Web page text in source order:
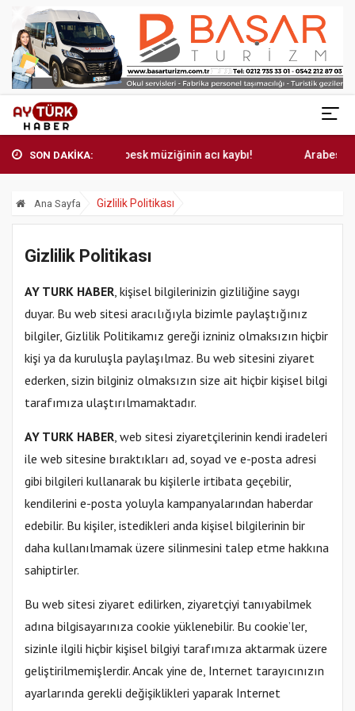
SON DAKİKA: Arabesk müziğinin acı kaybı! Arabesk
Ana Sayfa Gizlilik Politikası
Gizlilik Politikası
AY TURK HABER , kişisel bilgilerinizin gizliliğine saygı
duyar. Bu web sitesi aracılığıyla bizimle paylaştığınız
bilgiler, Gizlilik Politikamız gereği izniniz olmaksızın hiçbir
kişi ya da kuruluşla paylaşılmaz. Bu web sitesini ziyaret
ederken, sizin bilginiz olmaksızın size ait hiçbir kişisel bilgi
tarafımıza ulaştırılmamaktadır.
AY TURK HABER , web sitesi ziyaretçilerinin kendi iradeleri
ile web sitesine bıraktıkları ad, soyad ve e-posta adresi
gibi bilgileri kullanarak bu kişilerle irtibata geçebilir,
kendilerini e-posta yoluyla kampanyalarından haberdar
edebilir. Bu kişiler, istedikleri anda kişisel bilgilerinin bir
daha kullanılmamak üzere silinmesini talep etme hakkına
sahiptirler.
Bu web sitesi ziyaret edilirken, ziyaretçiyi tanıyabilmek
adına bilgisayarınıza cookie yüklenebilir. Bu cookie’ler,
sizinle ilgili hiçbir kişisel bilgiyi tarafımıza aktarmak üzere
geliştirilmemişlerdir. Ancak yine de, Internet tarayıcınızın
ayarlarında gerekli değişiklikleri yaparak Internet